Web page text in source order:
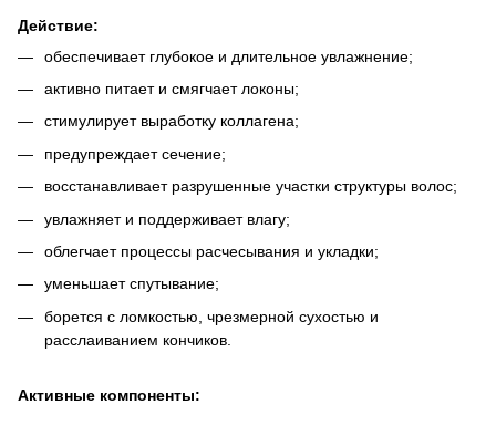
Действие:
обеспечивает глубокое и длительное увлажнение;
активно питает и смягчает локоны;
стимулирует выработку коллагена;
предупреждает сечение;
восстанавливает разрушенные участки структуры волос;
увлажняет и поддерживает влагу;
облегчает процессы расчесывания и укладки;
уменьшает спутывание;
борется с ломкостью, чрезмерной сухостью и
расслаиванием кончиков.
Активные компоненты: